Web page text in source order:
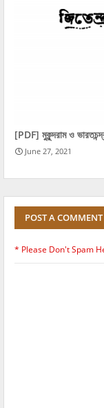
[PDF] মুকুন্দরাম ও
June 27, 2021
POST A COMMENT
* Please Don't Spam